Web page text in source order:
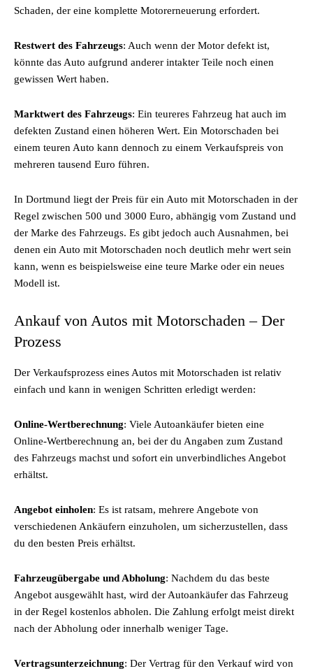
Schaden, der eine komplette Motorerneuerung erfordert.
Restwert des Fahrzeugs: Auch wenn der Motor defekt ist,
könnte das Auto aufgrund anderer intakter Teile noch einen
gewissen Wert haben.
Marktwert des Fahrzeugs: Ein teureres Fahrzeug hat auch im
defekten Zustand einen höheren Wert. Ein Motorschaden bei
einem teuren Auto kann dennoch zu einem Verkaufspreis von
mehreren tausend Euro führen.
In Dortmund liegt der Preis für ein Auto mit Motorschaden in der
Regel zwischen 500 und 3000 Euro, abhängig vom Zustand und
der Marke des Fahrzeugs. Es gibt jedoch auch Ausnahmen, bei
denen ein Auto mit Motorschaden noch deutlich mehr wert sein
kann, wenn es beispielsweise eine teure Marke oder ein neues
Modell ist.
Ankauf von Autos mit Motorschaden – Der
Prozess
Der Verkaufsprozess eines Autos mit Motorschaden ist relativ
einfach und kann in wenigen Schritten erledigt werden:
Online-Wertberechnung: Viele Autoankäufer bieten eine
Online-Wertberechnung an, bei der du Angaben zum Zustand
des Fahrzeugs machst und sofort ein unverbindliches Angebot
erhältst.
Angebot einholen: Es ist ratsam, mehrere Angebote von
verschiedenen Ankäufern einzuholen, um sicherzustellen, dass
du den besten Preis erhältst.
Fahrzeugübergabe und Abholung: Nachdem du das beste
Angebot ausgewählt hast, wird der Autoankäufer das Fahrzeug
in der Regel kostenlos abholen. Die Zahlung erfolgt meist direkt
nach der Abholung oder innerhalb weniger Tage.
Vertragsunterzeichnung: Der Vertrag für den Verkauf wird von